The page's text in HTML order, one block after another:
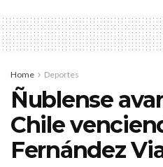
Home Deportes
Ñublense
Chile
Fernández